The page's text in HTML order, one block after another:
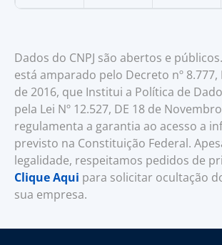
Dados do CNPJ são abertos e
está amparado pelo Decreto nº 8.777,
de 2016, que Institui a Política de
pela Lei Nº 12.527, DE 18 de
regulamenta a garantia ao acesso a
previsto na Constituição Federal.
legalidade, respeitamos pedidos de
Clique Aqui para solicitar ocultação
sua empresa.